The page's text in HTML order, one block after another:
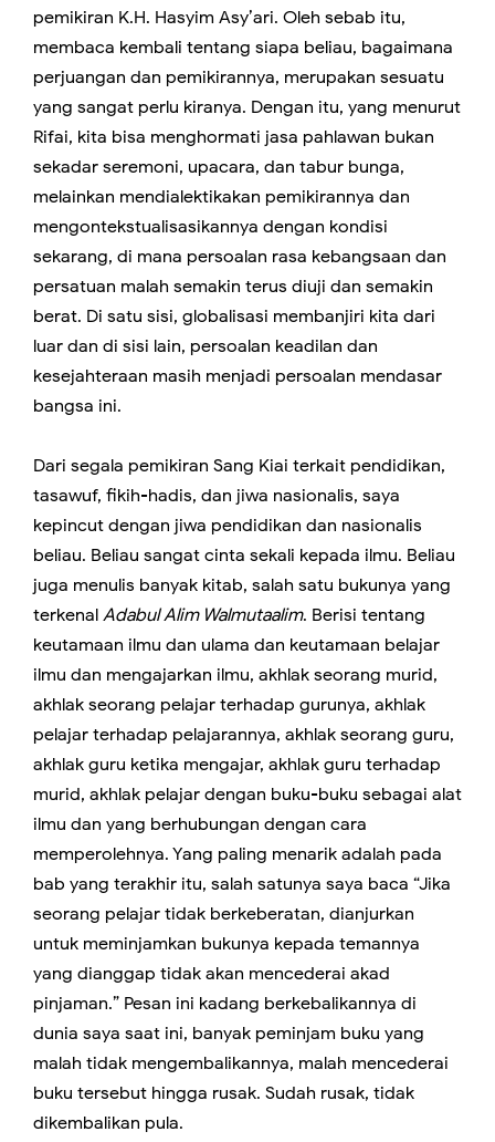
pemikiran K.H. Hasyim Asy’ari. Oleh sebab itu,
membaca kembali tentang siapa beliau, bagaimana
perjuangan dan pemikirannya, merupakan sesuatu
yang sangat perlu kiranya. Dengan itu, yang menurut
Rifai, kita bisa menghormati jasa pahlawan bukan
sekadar seremoni, upacara, dan tabur bunga,
melainkan mendialektikakan pemikirannya dan
mengontekstualisasikannya dengan kondisi
sekarang, di mana persoalan rasa kebangsaan dan
persatuan malah semakin terus diuji dan semakin
berat. Di satu sisi, globalisasi membanjiri kita dari
luar dan di sisi lain, persoalan keadilan dan
kesejahteraan masih menjadi persoalan mendasar
bangsa ini.
Dari segala pemikiran Sang Kiai terkait pendidikan,
tasawuf, fikih-hadis, dan jiwa nasionalis, saya
kepincut dengan jiwa pendidikan dan nasionalis
beliau. Beliau sangat cinta sekali kepada ilmu. Beliau
juga menulis banyak kitab, salah satu bukunya yang
terkenal Adabul Alim Walmutaalim. Berisi tentang
keutamaan ilmu dan ulama dan keutamaan belajar
ilmu dan mengajarkan ilmu, akhlak seorang murid,
akhlak seorang pelajar terhadap gurunya, akhlak
pelajar terhadap pelajarannya, akhlak seorang guru,
akhlak guru ketika mengajar, akhlak guru terhadap
murid, akhlak pelajar dengan buku-buku sebagai alat
ilmu dan yang berhubungan dengan cara
memperolehnya. Yang paling menarik adalah pada
bab yang terakhir itu, salah satunya saya baca “Jika
seorang pelajar tidak berkeberatan, dianjurkan
untuk meminjamkan bukunya kepada temannya
yang dianggap tidak akan mencederai akad
pinjaman.” Pesan ini kadang berkebalikannya di
dunia saya saat ini, banyak peminjam buku yang
malah tidak mengembalikannya, malah mencederai
buku tersebut hingga rusak. Sudah rusak, tidak
dikembalikan pula.